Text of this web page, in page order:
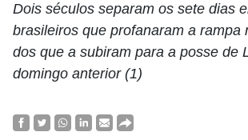
Dois séculos separam os sete dias
brasileiros que profanaram a rampa
dos que a subiram para a posse de
domingo anterior (1)